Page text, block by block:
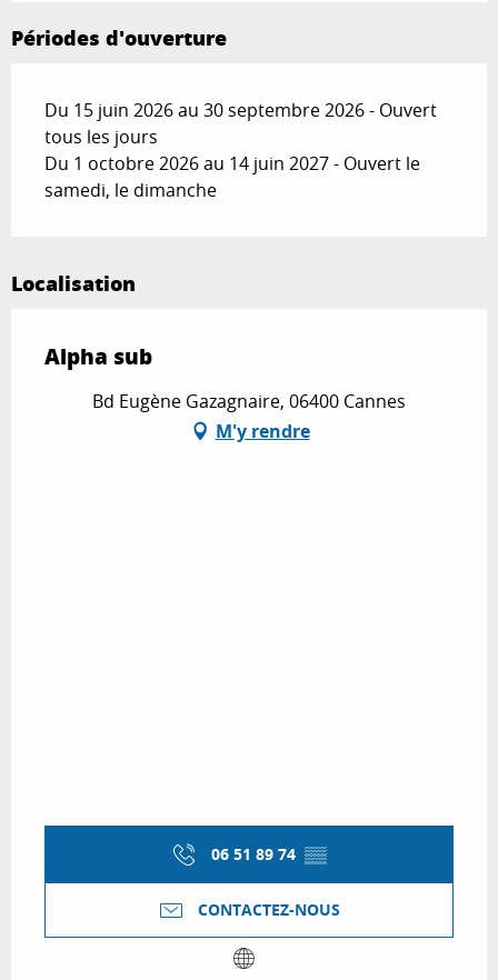
Périodes d'ouverture
Du 15 juin 2026 au 30 septembre 2026 - Ouvert
tous les jours
Du 1 octobre 2026 au 14 juin 2027 - Ouvert le
samedi, le dimanche
Localisation
Alpha sub
Bd Eugène Gazagnaire, 06400 Cannes
M'y rendre
06 51 89 74 ▒▒
CONTACTEZ-NOUS